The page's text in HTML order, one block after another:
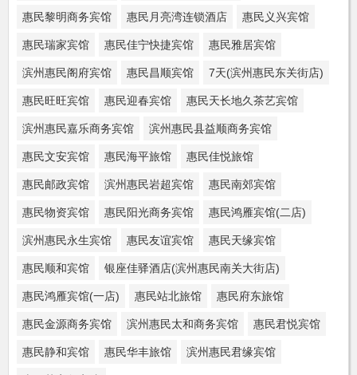
惠民黎明商务宾馆 惠民月亮湾连锁酒店 惠民义兴宾馆
惠民瑞家宾馆 惠民佳宁快捷宾馆 惠民雅居宾馆
滨州惠民阁府宾馆 惠民昌顺宾馆 7天(滨州惠民东关街店)
惠民旺旺宾馆 惠民迎春宾馆 惠民天长地久茶艺宾馆
滨州惠民嘉乐商务宾馆 滨州惠民县益顺商务宾馆
惠民文安宾馆 惠民海平旅馆 惠民佳悦旅馆
惠民邮政宾馆 滨州惠民岩超宾馆 惠民南郊宾馆
惠民物资宾馆 惠民阳光商务宾馆 惠民鸿雁宾馆(二店)
滨州惠民永生宾馆 惠民友谊宾馆 惠民天缘宾馆
惠民顺和宾馆 银座佳驿酒店(滨州惠民南关大街店)
惠民鸿雁宾馆(一店) 惠民站北旅馆 惠民府东旅馆
惠民金源商务宾馆 滨州惠民太和商务宾馆 惠民君悦宾馆
惠民静和宾馆 惠民华丰旅馆 滨州惠民君缘宾馆